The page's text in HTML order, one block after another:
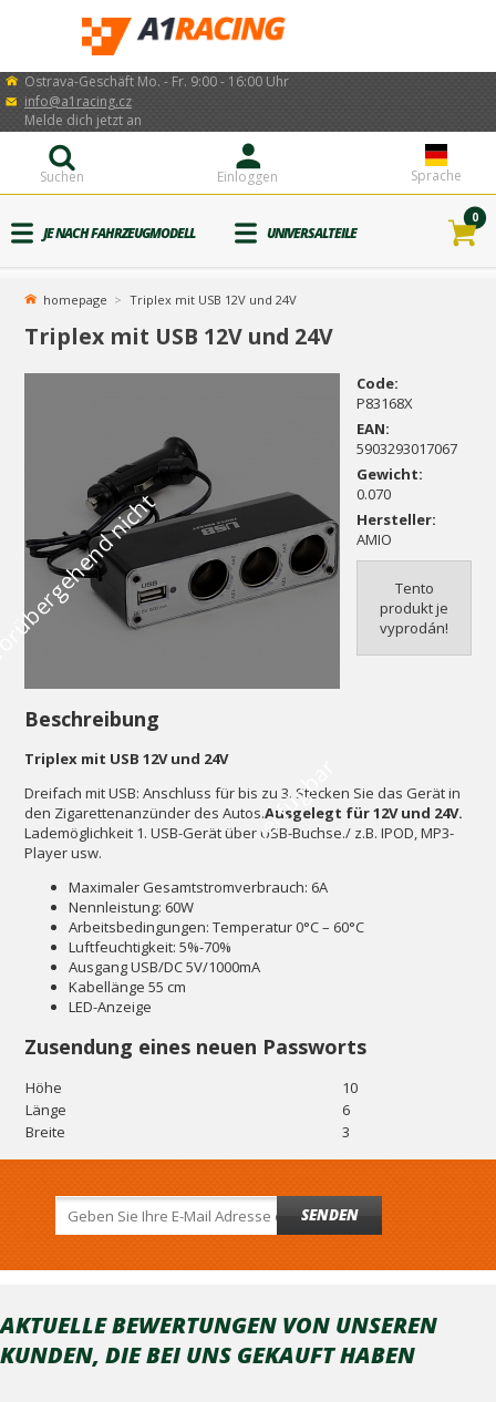
Ostrava-Geschäft Mo. - Fr. 9:00 - 16:00 Uhr
info@a1racing.cz
Sprache
Einloggen
Melde dich jetzt an
Suchen
JE NACH FAHRZEUGMODELL UNIVERSALTEILE
0
homepage Triplex mit USB 12V und 24V
Triplex mit USB 12V und 24V
r
Code:
P83168X
EAN:
5903293017067
Gewicht:
0.070
Hersteller:
AMIO
Tento
produkt je
vyprodán!
Beschreibung
Triplex mit USB 12V und 24V
Dreifach mit USB: Anschluss für bis zu 3. Stecken Sie das Gerät in
den Zigarettenanzünder des Autos.Ausgelegt für 12V und 24V.
Lademöglichkeit 1. USB-Gerät über USB-Buchse./ z.B. IPOD, MP3-
Player usw.
Maximaler Gesamtstromverbrauch: 6A
Nennleistung: 60W
Arbeitsbedingungen: Temperatur 0°C – 60°C
Luftfeuchtigkeit: 5%-70%
Ausgang USB/DC 5V/1000mA
Kabellänge 55 cm
LED-Anzeige
Zusendung eines neuen Passworts
Höhe
10
Länge
6
Breite
3
SENDEN
AKTUELLE BEWERTUNGEN VON UNSEREN
KUNDEN, DIE BEI ​​UNS GEKAUFT HABEN